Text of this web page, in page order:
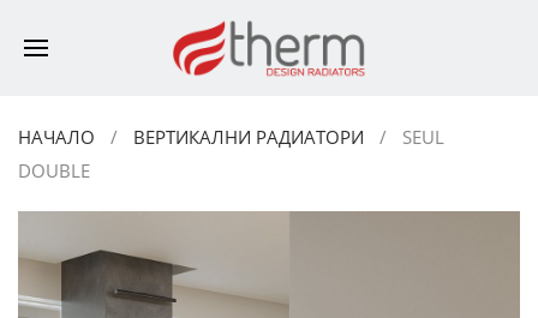
НАЧАЛО ВЕРТИКАЛНИ РАДИАТОРИ
SEUL
DOUBLE